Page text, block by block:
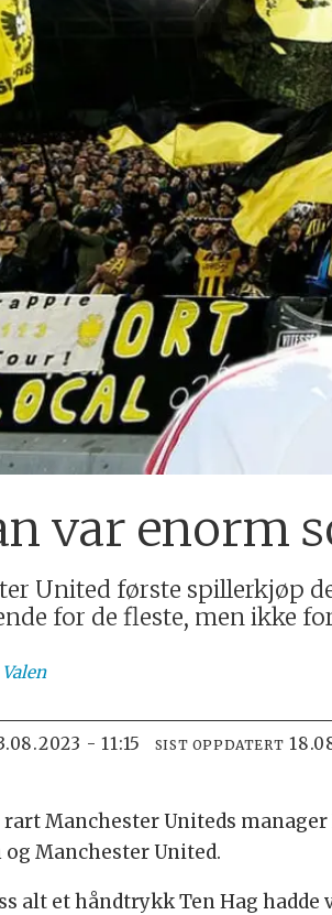
var enorm
United første spillerkjøp
for de fleste, men ikke
Valen
- 11:15 SIST OPPDATERT
rart Manchester Uniteds
Manchester United.
alt et håndtrykk Ten Hag hadde